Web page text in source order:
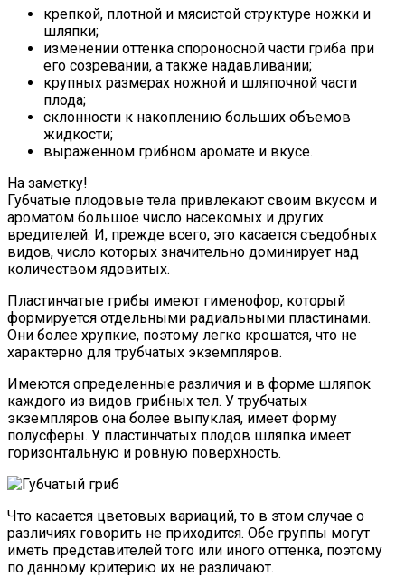
крепкой, плотной и мясистой структуре ножки и
шляпки;
изменении оттенка спороносной части гриба при
его созревании, а также надавливании;
крупных размерах ножной и шляпочной части
плода;
склонности к накоплению больших объемов
жидкости;
выраженном грибном аромате и вкусе.
На заметку!
Губчатые плодовые тела привлекают своим вкусом и
ароматом большое число насекомых и других
вредителей. И, прежде всего, это касается съедобных
видов, число которых значительно доминирует над
количеством ядовитых.
Пластинчатые грибы имеют гименофор, который
формируется отдельными радиальными пластинами.
Они более хрупкие, поэтому легко крошатся, что не
характерно для трубчатых экземпляров.
Имеются определенные различия и в форме шляпок
каждого из видов грибных тел. У трубчатых
экземпляров она более выпуклая, имеет форму
полусферы. У пластинчатых плодов шляпка имеет
горизонтальную и ровную поверхность.
Что касается цветовых вариаций, то в этом случае о
различиях говорить не приходится. Обе группы могут
иметь представителей того или иного оттенка, поэтому
по данному критерию их не различают.